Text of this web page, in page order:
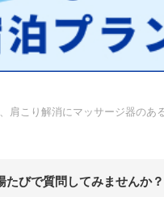
肩こり解消にマッサージ器のあ
たびで質問してみませんか？